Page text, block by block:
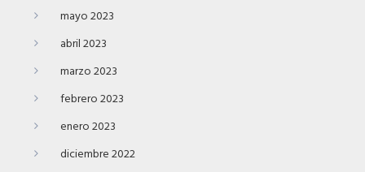
mayo 2023
abril 2023
marzo 2023
febrero 2023
enero 2023
diciembre 2022